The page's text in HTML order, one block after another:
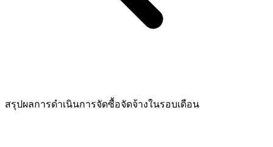
สรุปผลการดำเนินการจัดซื้อจัดจ้างในรอบเดือน